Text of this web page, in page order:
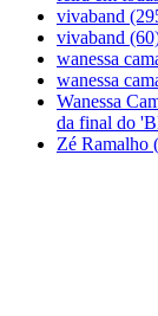
vivaband
vivaband
wanessa
wanessa
Wanessa
da final do
Zé Ramalho